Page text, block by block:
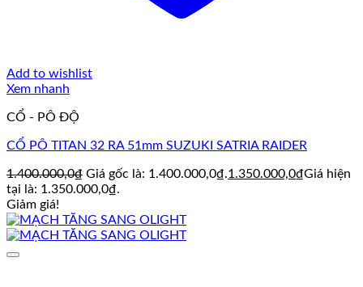
Add to wishlist
Xem nhanh
CỔ - PÔ ĐỘ
CỔ PÔ TITAN 32 RA 51mm SUZUKI SATRIA RAIDER
1.400.000,0₫ Giá gốc là: 1.400.000,0₫.1.350.000,0₫Giá hiện
tại là: 1.350.000,0₫.
Giảm giá!